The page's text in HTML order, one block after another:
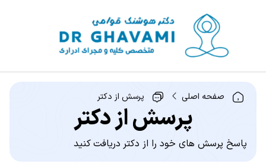
صفحه اصلی پرسش از دکتر
پرسش از دکتر
پاسخ پرسش های خود را از دکتر دریافت کنید